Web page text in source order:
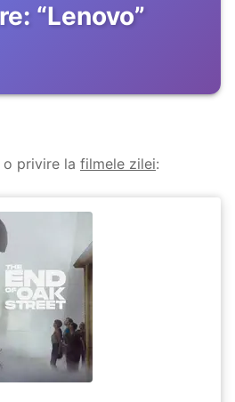
“Lenovo”
o privire la filmele zilei: